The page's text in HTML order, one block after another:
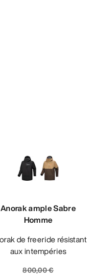
Anorak ample Sabre
Homme
aux intempéries
800,00 €